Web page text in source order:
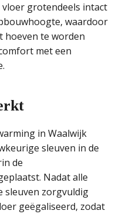
grotendeels intact
waardoor
hoeven te worden
met een
in Waalwijk
sleuven in de
de
Nadat alle
sleuven zorgvuldig
geëgaliseerd, zodat